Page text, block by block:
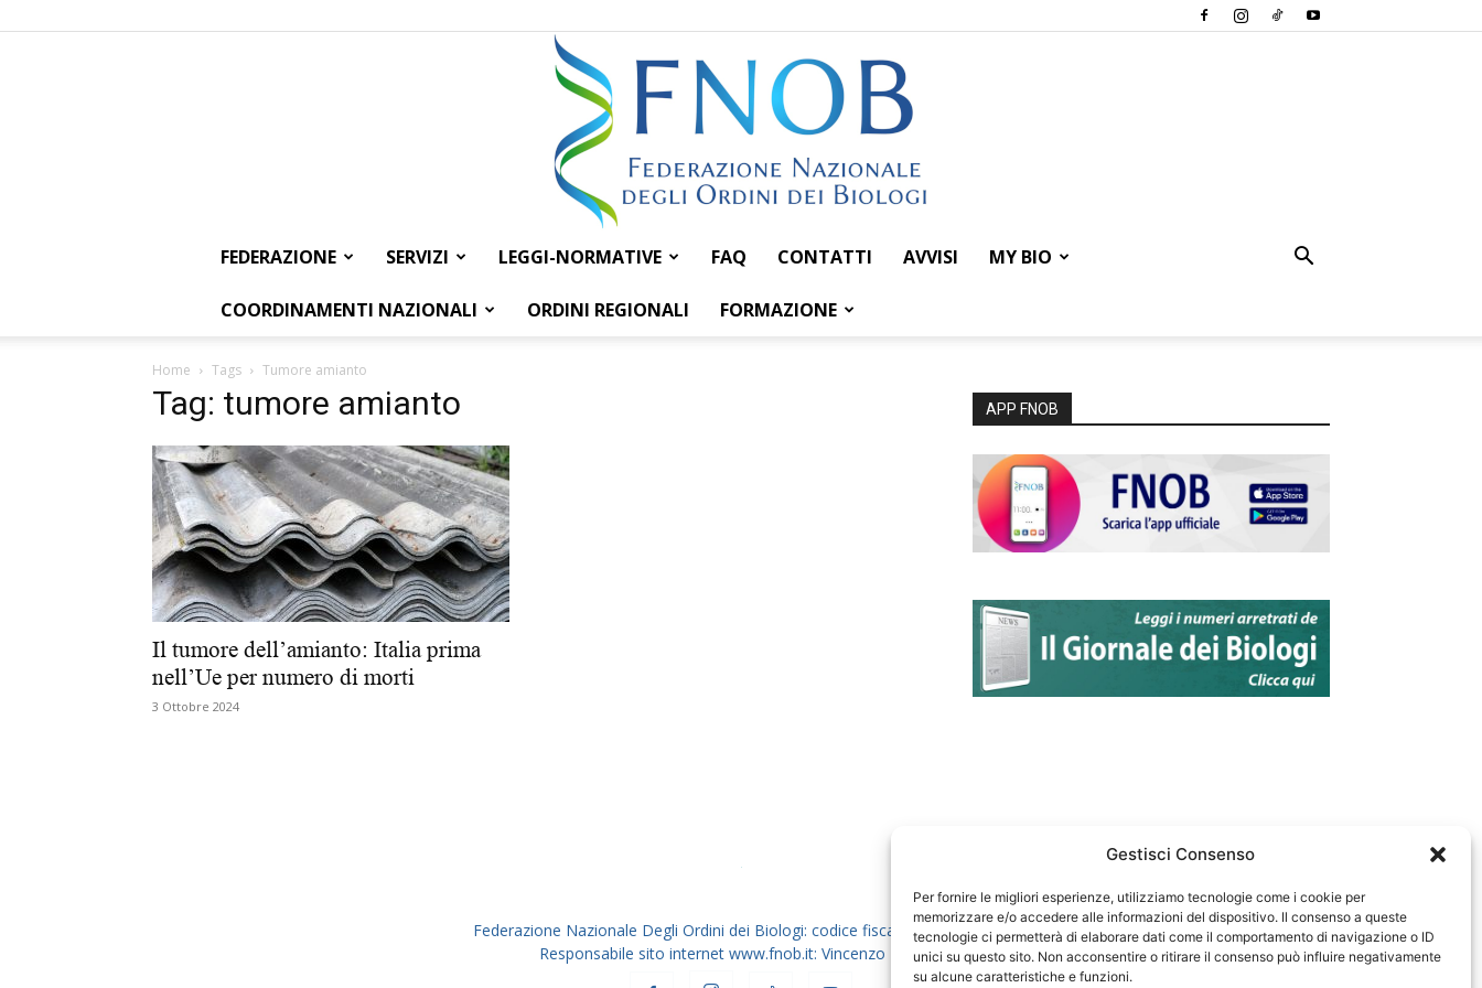
Gestisci Consenso
Per fornire le migliori esperienze, utilizziamo tecnologie come i cookie per
memorizzare e/o accedere alle informazioni del dispositivo. Il consenso a queste
tecnologie ci permetterà di elaborare dati come il comportamento di navigazione o ID
unici su questo sito. Non acconsentire o ritirare il consenso può influire negativamente
su alcune caratteristiche e funzioni.
Federazione
dei
FEDERAZIONE SERVIZI LEGGI-NORMATIVE FAQ CONTATTI AVVISI MY BIO
COORDINAMENTI NAZIONALI ORDINI REGIONALI FORMAZIONE
Home Tags Tumore amianto
Tag: tumore amianto
Il tumore dell’amianto: Italia prima
nell’Ue per numero di morti
3 Ottobre 2024
APP FNOB
Federazione Nazionale Degli Ordini dei Biologi: codice fiscale 80069130583
Responsabile sito internet www.fnob.it: Vincenzo D'Anna